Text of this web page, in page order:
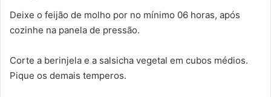
Deixe o feijão de molho por no mínimo 06 horas, após
cozinhe na panela de pressão.
Corte a berinjela e a salsicha vegetal em cubos médios.
Pique os demais temperos.